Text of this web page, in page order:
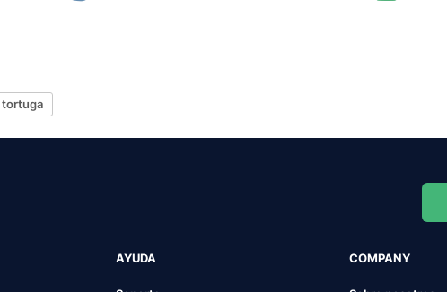
tortuga
AYUDA COMPANY